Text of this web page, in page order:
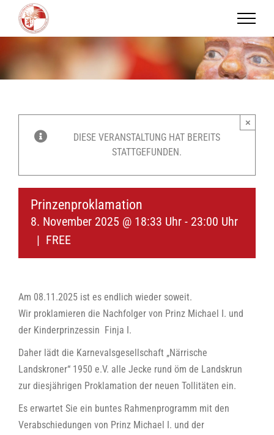
Inhalt
springen
DIESE VERANSTALTUNG HAT BEREITS
STATTGEFUNDEN.
×
Prinzenproklamation
8. November 2025 @ 18:33 Uhr - 23:00 Uhr
| FREE
Am 08.11.2025 ist es endlich wieder soweit.
Wir proklamieren die Nachfolger von Prinz Michael I. und
der Kinderprinzessin Finja I.
Daher lädt die Karnevalsgesellschaft „Närrische
Landskroner“ 1950 e.V. alle Jecke rund öm de Landskrun
zur diesjährigen Proklamation der neuen Tollitäten ein.
Es erwartet Sie ein buntes Rahmenprogramm mit den
Verabschiedungen von Prinz Michael I. und der